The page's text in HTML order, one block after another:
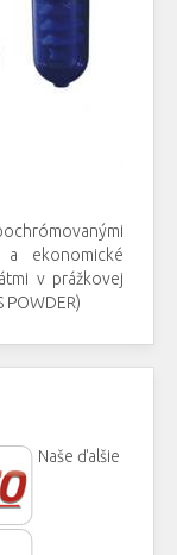
a ekonomické
v prážkovej
POWDER)
Naše ďalšie